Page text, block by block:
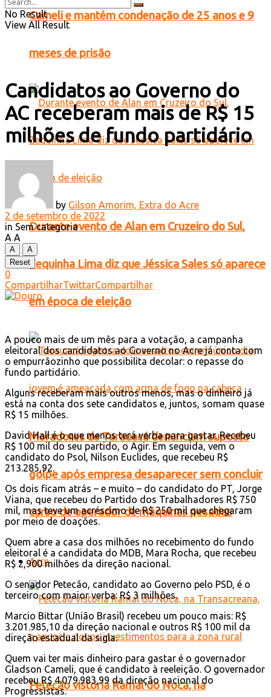
Cameli e mantém condenação de 25 anos e 9
meses de prisão
Durante evento de Alan em Cruzeiro do Sul,
Zequinha Lima diz que Jéssica Sales só aparece
em época de eleição
Moradores de Tarauacá denunciam suposto
golpe após empresa desaparecer sem concluir
curso de operador de máquinas pesadas
Acre
Petecão vistoria Ramal do Noca, na
No Result
View All Result
Candidatos ao Governo do
AC receberam mais de R$ 15
milhões de fundo partidário
by Gilson Amorim, Extra do Acre
2 de setembro de 2022
in Sem categoria
A A
A
A
Reset
0
CompartilharTwittarCompartilhar
A pouco mais de um mês para a votação, a campanha
eleitoral dos candidatos ao Governo no Acre já conta com
o empurrãozinho que possibilita decolar: o repasse do
fundo partidário.
Alguns receberam mais outros menos, mas o dinheiro já
está na conta dos sete candidatos e, juntos, somam quase
R$ 15 milhões.
David Hall é o que menos terá verba para gastar. Recebeu
R$ 100 mil do seu partido, o Agir. Em seguida, vem o
candidato do Psol, Nilson Euclides, que recebeu R$
213.285,92.
Os dois ficam atrás – e muito – do candidato do PT, Jorge
Viana, que recebeu do Partido dos Trabalhadores R$ 750
mil, mas teve um acréscimo de R$ 250 mil que chegaram
por meio de doações.
Quem abre a casa dos milhões no recebimento do fundo
eleitoral é a candidata do MDB, Mara Rocha, que recebeu
R$ 2,900 milhões da direção nacional.
O senador Petecão, candidato ao Governo pelo PSD, é o
terceiro com maior verba: R$ 3 milhões.
Marcio Bittar (União Brasil) recebeu um pouco mais: R$
3.201.985,10 da direção nacional e outros R$ 100 mil da
direção estadual da sigla.
Quem vai ter mais dinheiro para gastar é o governador
Gladson Cameli, que é candidato à reeleição. O governador
recebeu R$ 4.079.983,99 da direção nacional do
Progressistas.